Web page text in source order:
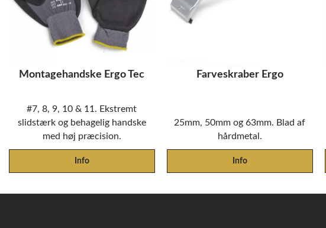
Montagehandske Ergo Tec
#7, 8, 9, 10 & 11. Ekstremt
slidstærk og behagelig handske
med høj præcision.
Info
Farveskraber Ergo
25mm, 50mm og 63mm. Blad af
hårdmetal.
Info